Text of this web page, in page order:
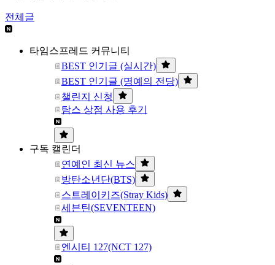
전체글
타임스프레드 커뮤니티
BEST 인기글 (실시간)
BEST 인기글 (명예의 전당)
챌린지 신청
탐스 상점 사용 후기
구독 캘린더
연예인 최신 뉴스
방탄소년단(BTS)
스트레이키즈(Stray Kids)
세븐틴(SEVENTEEN)
엔시티 127(NCT 127)